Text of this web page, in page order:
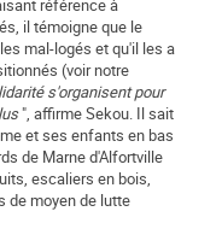
référence à
il témoigne que le
mal-logés et qu'il les a
(voir notre
s'organisent pour
", affirme Sekou. Il sait
et ses enfants en bas
de Marne d'Alfortville
escaliers en bois,
de moyen de lutte